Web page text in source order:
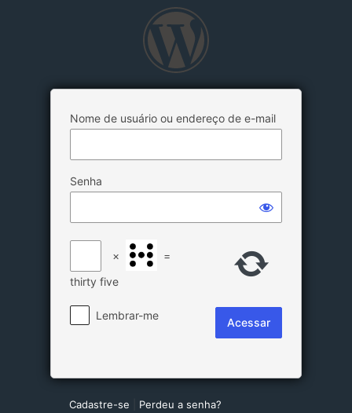
Nome de usuário ou endereço de e-mail
Senha
×
=
thirty five
Lembrar-me
Cadastre-se Perdeu a senha?